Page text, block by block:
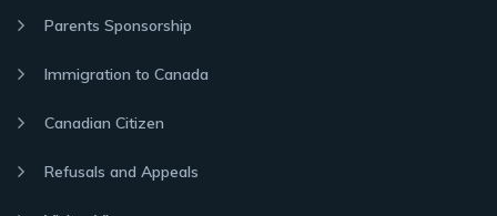
Parents Sponsorship
Immigration to Canada
Canadian Citizen
Refusals and Appeals